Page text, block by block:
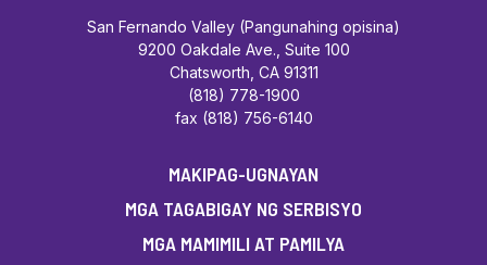
San Fernando Valley (Pangunahing opisina)
9200 Oakdale Ave., Suite 100
Chatsworth, CA 91311
(818) 778-1900
fax (818) 756-6140
MAKIPAG-UGNAYAN
MGA TAGABIGAY NG SERBISYO
MGA MAMIMILI AT PAMILYA